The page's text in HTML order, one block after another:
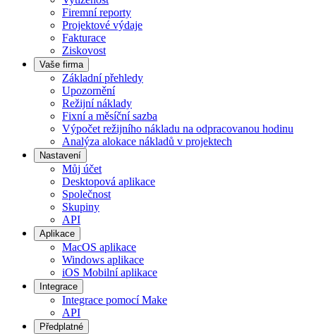
Firemní reporty
Projektové výdaje
Fakturace
Ziskovost
Vaše firma
Základní přehledy
Upozornění
Režijní náklady
Fixní a měsíční sazba
Výpočet režijního nákladu na odpracovanou hodinu
Analýza alokace nákladů v projektech
Nastavení
Můj účet
Desktopová aplikace
Společnost
Skupiny
API
Aplikace
MacOS aplikace
Windows aplikace
iOS Mobilní aplikace
Integrace
Integrace pomocí Make
API
Předplatné